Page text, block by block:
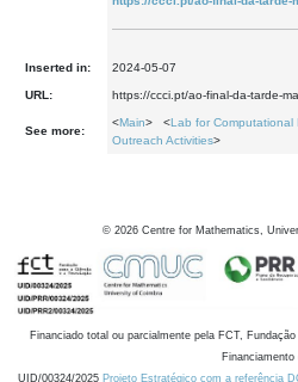
Inserted in: 2024-05-07
URL: https://ccci.pt/ao-final-da-tarde-
See more:
<Main> <Lab for Computational
Outreach Activities>
© 2026 Centre for Mathematics,
Financiado total ou parcialmente pela FCT,
Financiamento
UID/00324/2025 Projeto Estratégico com a referência